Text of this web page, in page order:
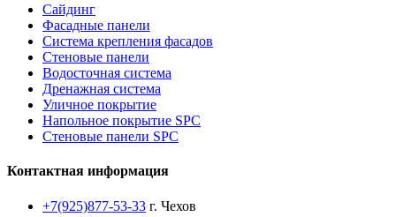
Сайдинг
Фасадные панели
Система крепления фасадов
Стеновые панели
Водосточная система
Дренажная система
Уличное покрытие
Напольное покрытие SPC
Стеновые панели SPC
Контактная информация
+7(925)877-53-33 г. Чехов